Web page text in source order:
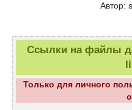
Автор:
Ссылки на файлы
Только для личного